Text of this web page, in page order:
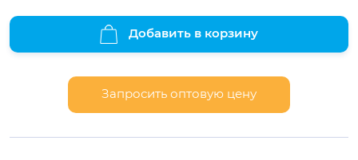
комплектации крышку, но ее можно
приобрести отдельно – ПС-39крышка
прозрачная.
Добавить в корзину
Запросить оптовую цену